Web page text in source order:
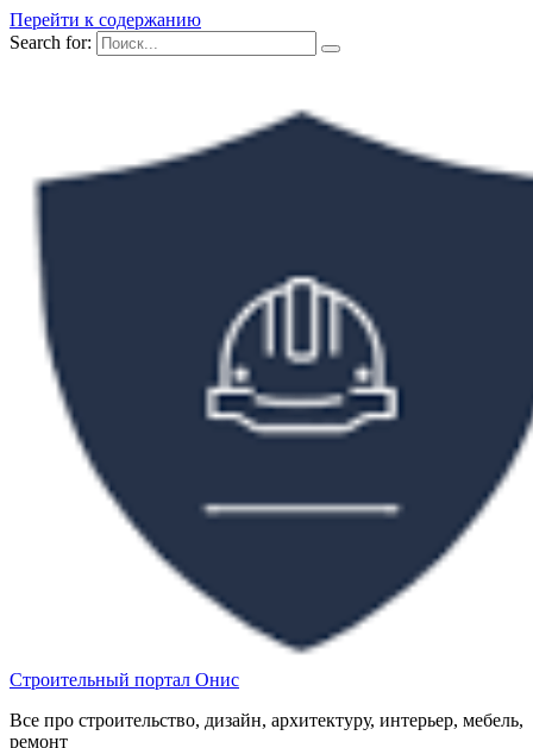
Перейти к содержанию
Search for:
Строительный портал Онис
Все про строительство, дизайн, архитектуру, интерьер, мебель,
ремонт